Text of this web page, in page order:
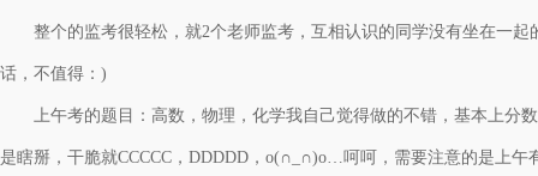
整个的监考很轻松，就2个老师监考，互相认识的同学没有坐在一
话，不值得：)
上午考的题目：高数，物理，化学我自己觉得做的不错，基本上分
是瞎掰，干脆就CCCCC，DDDDD，o(∩_∩)o…呵呵，需要注意的是上午